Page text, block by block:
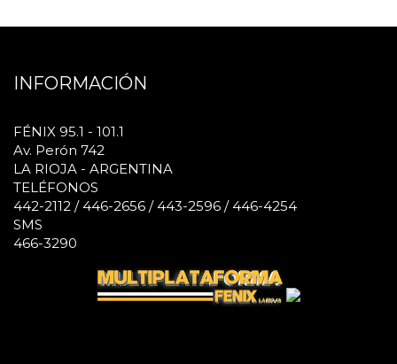
INFORMACIÓN
FÉNIX 95.1 - 101.1
Av. Perón 742
LA RIOJA - ARGENTINA
TELÉFONOS
442-2112 / 446-2656 / 443-2596 / 446-4254
SMS
466-3290